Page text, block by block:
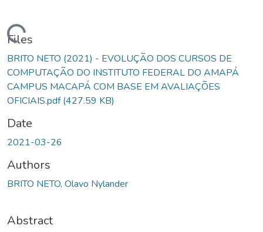
Files
BRITO NETO (2021) - EVOLUÇÃO DOS CURSOS DE
COMPUTAÇÃO DO INSTITUTO FEDERAL DO AMAPÁ
CAMPUS MACAPÁ COM BASE EM AVALIAÇÕES
OFICIAIS.pdf(427.59 KB)
Date
2021-03-26
Authors
BRITO NETO, Olavo Nylander
Abstract